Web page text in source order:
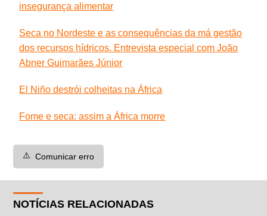
insegurança alimentar
Seca no Nordeste e as consequências da má gestão
dos recursos hídricos. Entrevista especial com João
Abner Guimarães Júnior
El Niño destrói colheitas na África
Fome e seca: assim a África morre
⚠️ Comunicar erro
NOTÍCIAS RELACIONADAS